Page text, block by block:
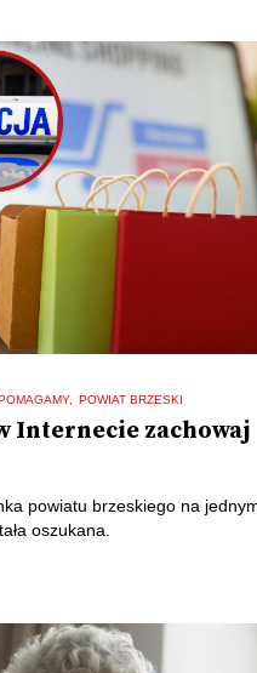
POWIAT BRZESKI
Internecie zachowaj
powiatu brzeskiego na
oszukana.